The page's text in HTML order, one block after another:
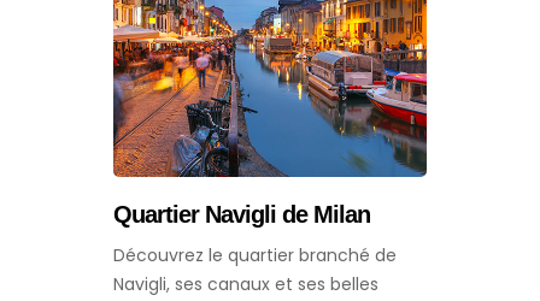
Quartier Navigli de Milan
Découvrez le quartier branché de
Navigli, ses canaux et ses belles